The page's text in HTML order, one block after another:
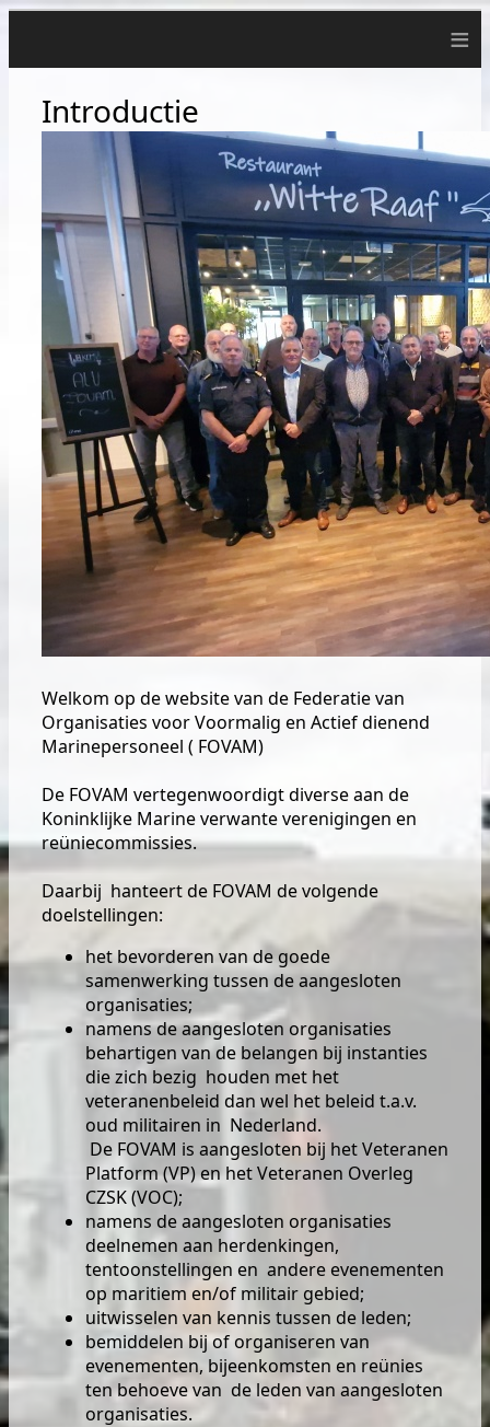
≡
Introductie
Welkom op de website van de Federatie van
Organisaties voor Voormalig en Actief dienend
Marinepersoneel ( FOVAM)
De FOVAM vertegenwoordigt diverse aan de
Koninklijke Marine verwante verenigingen en
reüniecommissies.
Daarbij hanteert de FOVAM de volgende
doelstellingen:
het bevorderen van de goede
samenwerking tussen de aangesloten
organisaties;
namens de aangesloten organisaties
behartigen van de belangen bij instanties
die zich bezig houden met het
veteranenbeleid dan wel het beleid t.a.v.
oud militairen in Nederland.
De FOVAM is aangesloten bij het Veteranen
Platform (VP) en het Veteranen Overleg
CZSK (VOC);
namens de aangesloten organisaties
deelnemen aan herdenkingen,
tentoonstellingen en andere evenementen
op maritiem en/of militair gebied;
uitwisselen van kennis tussen de leden;
bemiddelen bij of organiseren van
evenementen, bijeenkomsten en reünies
ten behoeve van de leden van aangesloten
organisaties.